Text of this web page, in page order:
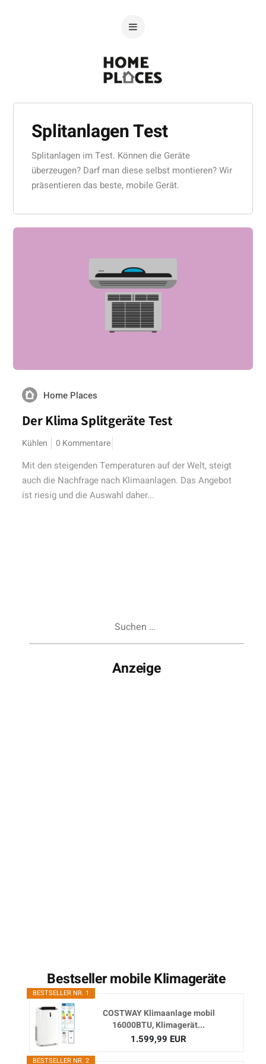
Splitanlagen Test
Splitanlagen im Test. Können die Geräte
überzeugen? Darf man diese selbst montieren? Wir
präsentieren das beste, mobile Gerät.
Home Places
Der Klima Splitgeräte Test
Kühlen 0 Kommentare
Mit den steigenden Temperaturen auf der Welt, steigt
auch die Nachfrage nach Klimaanlagen. Das Angebot
ist riesig und die Auswahl daher...
Anzeige
Bestseller mobile Klimageräte
BESTSELLER NR. 1
COSTWAY Klimaanlage mobil
16000BTU, Klimagerät...
1.599,99 EUR
BESTSELLER NR. 2